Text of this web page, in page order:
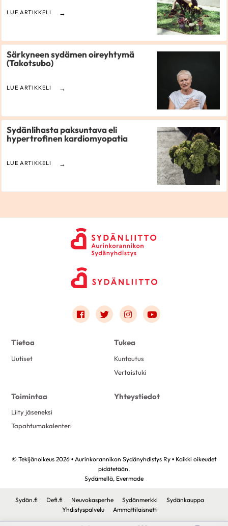
LUE ARTIKKELI
Särkyneen sydämen oireyhtymä
(Takotsubo)
LUE ARTIKKELI
Sydänlihasta paksuntava eli
hypertrofinen kardiomyopatia
LUE ARTIKKELI
Link to facebook
Link to twitter
Link to instagram
Link to youtube
Tietoa
Uutiset
Tukea
Kuntoutus
Vertaistuki
Toimintaa
Liity jäseneksi
Tapahtumakalenteri
Yhteystiedot
© Tekijänoikeus 2026 • Aurinkorannikon Sydänyhdistys Ry • Kaikki oikeudet
pidätetään.
Sydämellä, Evermade
Sydän.fi Defi.fi Neuvokasperhe Sydänmerkki
Sydänkauppa
Yhdistyspalvelu
Ammattilaisnetti